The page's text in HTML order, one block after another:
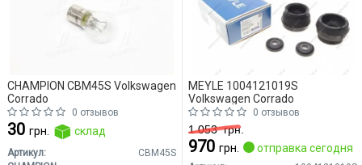
CHAMPION CBM45S Volkswagen
Corrado
0 отзывов
30 грн. склад
Артикул:
CBM45S
MEYLE 1004121019S
Volkswagen Corrado
0 отзывов
1 053грн.
970 грн. отправка сегодня